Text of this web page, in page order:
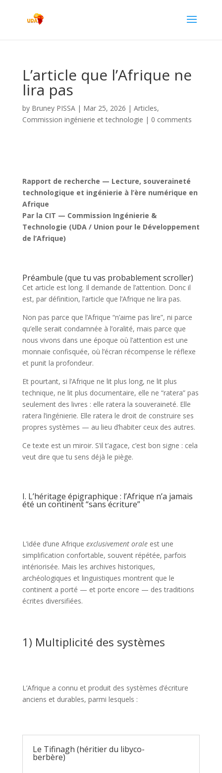
L’article que l’Afrique ne
lira pas
by Bruney PISSA| Mar 25, 2026 | Articles,
Commission ingénierie et technologie | 0 comments
Rapport de recherche — Lecture, souveraineté
technologique et ingénierie à l’ère numérique en
Afrique
Par la CIT — Commission Ingénierie &
Technologie (UDA / Union pour le Développement
de l’Afrique)
Préambule (que tu vas probablement scroller)
Cet article est long. Il demande de l’attention. Donc il
est, par définition, l’article que l’Afrique ne lira pas.
Non pas parce que l’Afrique “n’aime pas lire”, ni parce
qu’elle serait condamnée à l’oralité, mais parce que
nous vivons dans une époque où l’attention est une
monnaie confisquée, où l’écran récompense le réflexe
et punit la profondeur.
Et pourtant, si l’Afrique ne lit plus long, ne lit plus
technique, ne lit plus documentaire, elle ne “ratera” pas
seulement des livres : elle ratera la souveraineté. Elle
ratera l’ingénierie. Elle ratera le droit de construire ses
propres systèmes — au lieu d’habiter ceux des autres.
Ce texte est un miroir. S’il t’agace, c’est bon signe : cela
veut dire que tu sens déjà le piège.
I. L’héritage épigraphique : l’Afrique n’a jamais
été un continent “sans écriture”
L’idée d’une Afrique exclusivement oraleest une
simplification confortable, souvent répétée, parfois
intériorisée. Mais les archives historiques,
archéologiques et linguistiques montrent que le
continent a porté — et porte encore — des traditions
écrites diversifiées.
1) Multiplicité des systèmes
L’Afrique a connu et produit des systèmes d’écriture
anciens et durables, parmi lesquels :
Le Tifinagh (héritier du libyco-
berbère)